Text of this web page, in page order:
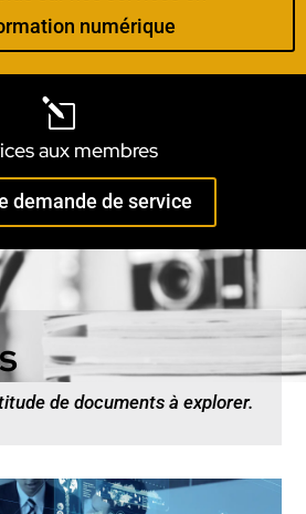
numérique
l
aux membres
demande de service
de documents à explorer.